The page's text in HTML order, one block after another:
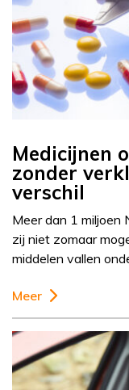
Medicijnen
zonder
verschil
Meer dan 1 miljoen
zij niet zomaar
middelen vallen
Meer